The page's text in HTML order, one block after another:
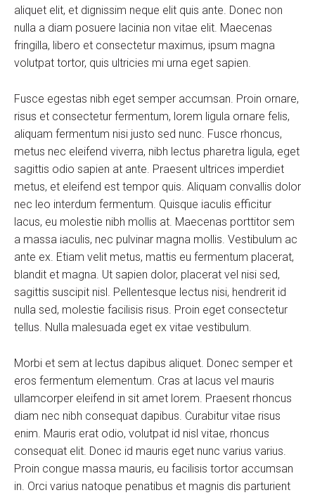
aliquet elit, et dignissim neque elit quis ante. Donec non
nulla a diam posuere lacinia non vitae elit. Maecenas
fringilla, libero et consectetur maximus, ipsum magna
volutpat tortor, quis ultricies mi urna eget sapien.
Fusce egestas nibh eget semper accumsan. Proin ornare,
risus et consectetur fermentum, lorem ligula ornare felis,
aliquam fermentum nisi justo sed nunc. Fusce rhoncus,
metus nec eleifend viverra, nibh lectus pharetra ligula, eget
sagittis odio sapien at ante. Praesent ultrices imperdiet
metus, et eleifend est tempor quis. Aliquam convallis dolor
nec leo interdum fermentum. Quisque iaculis efficitur
lacus, eu molestie nibh mollis at. Maecenas porttitor sem
a massa iaculis, nec pulvinar magna mollis. Vestibulum ac
ante ex. Etiam velit metus, mattis eu fermentum placerat,
blandit et magna. Ut sapien dolor, placerat vel nisi sed,
sagittis suscipit nisl. Pellentesque lectus nisi, hendrerit id
nulla sed, molestie facilisis risus. Proin eget consectetur
tellus. Nulla malesuada eget ex vitae vestibulum.
Morbi et sem at lectus dapibus aliquet. Donec semper et
eros fermentum elementum. Cras at lacus vel mauris
ullamcorper eleifend in sit amet lorem. Praesent rhoncus
diam nec nibh consequat dapibus. Curabitur vitae risus
enim. Mauris erat odio, volutpat id nisl vitae, rhoncus
consequat elit. Donec id mauris eget nunc varius varius.
Proin congue massa mauris, eu facilisis tortor accumsan
in. Orci varius natoque penatibus et magnis dis parturient